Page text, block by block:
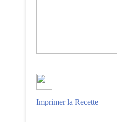
Imprimer la Recette